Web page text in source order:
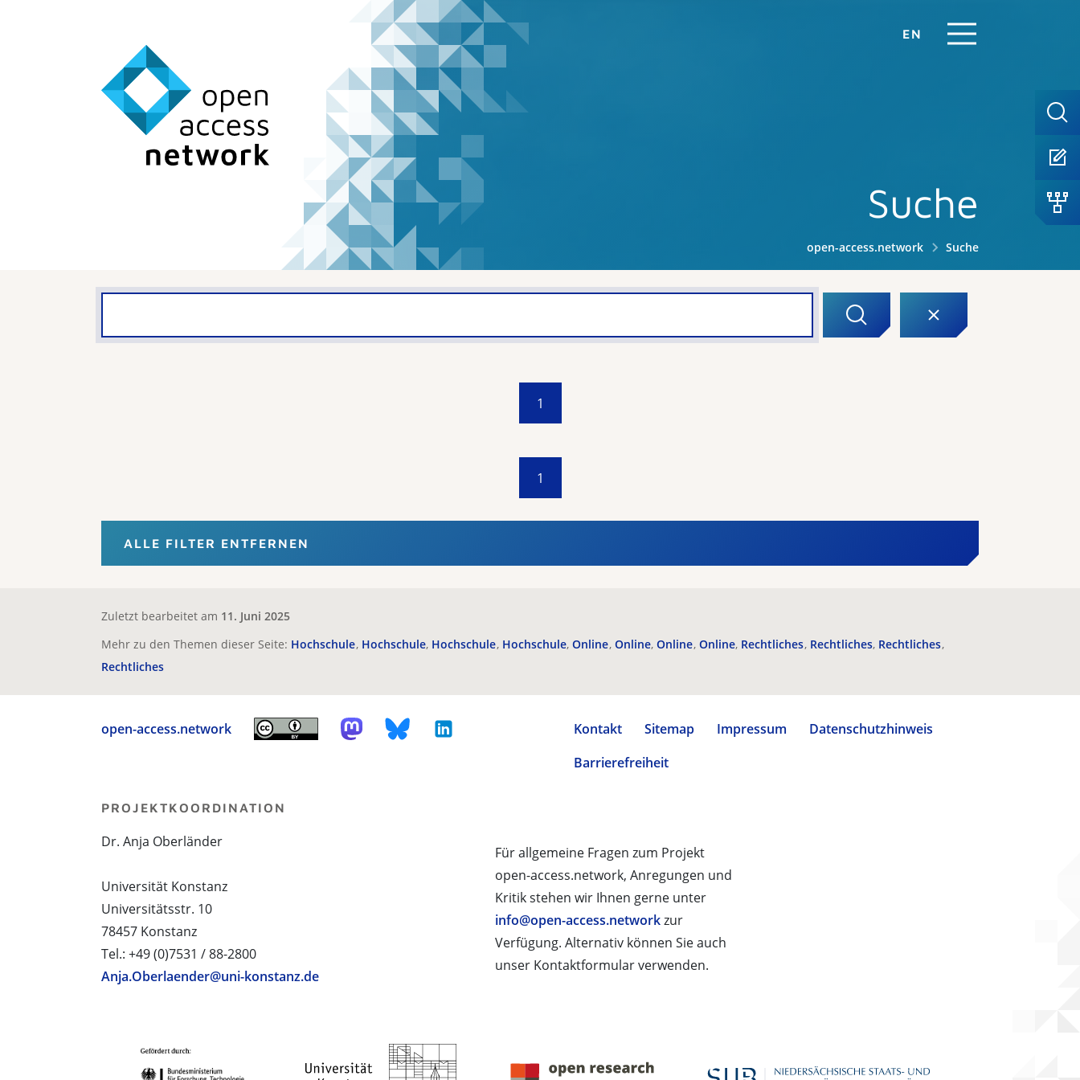
EN
Suche
open-access.network Suche
1
1
ALLE FILTER ENTFERNEN
Zuletzt bearbeitet am 11. Juni 2025
Mehr zu den Themen dieser Seite: Hochschule Hochschule Hochschule Hochschule Online Online Online Online Rechtliches Rechtliches Rechtliches
Rechtliches
open-access.network Kontakt Sitemap Impressum
Datenschutzhinweis
Barrierefreiheit
Für allgemeine Fragen zum Projekt
open-access.network, Anregungen und
Kritik stehen wir Ihnen gerne unter
info@open-access.networkzur
Verfügung. Alternativ können Sie auch
unser Kontaktformular verwenden.
PROJEKTKOORDINATION
Dr. Anja Oberländer
Universität Konstanz
Universitätsstr. 10
78457 Konstanz
Tel.: +49 (0)7531 / 88-2800
Anja.Oberlaender@uni-konstanz.de